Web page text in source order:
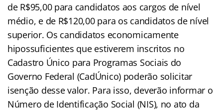
de R$95,00 para candidatos aos cargos de nível
médio, e de R$120,00 para os candidatos de nível
superior. Os candidatos economicamente
hipossuficientes que estiverem inscritos no
Cadastro Único para Programas Sociais do
Governo Federal (CadÚnico) poderão solicitar
isenção desse valor. Para isso, deverão informar o
Número de Identificação Social (NIS), no ato da